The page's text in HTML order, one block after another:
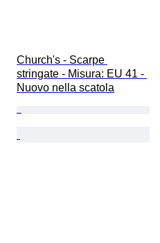
Church's - Scarpe
stringate - Misura: EU 41 -
Nuovo nella scatola